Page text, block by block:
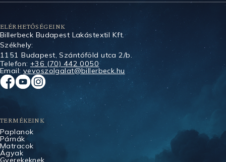
ELÉRHETŐSÉGEINK
Billerbeck Budapest Lakástextil Kft.
Székhely:
1151 Budapest, Szántóföld utca 2/b.
Telefon: +36 (70) 442 0050
Email:vevoszolgalat@billerbeck.hu
TERMÉKEINK
Paplanok
Párnák
Matracok
Ágyak
Gyerekeknek